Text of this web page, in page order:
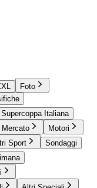
Foto
Supercoppa Italiana
Mercato
Motori
Sport
Sondaggi